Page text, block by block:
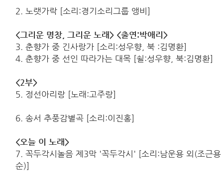
2. 노랫가락 [소리:경기소리그룹 앵비]
<그리운 명창, 그리운 노래> <출연:박애리>
3. 춘향가 중 긴사랑가 [소리:성우향, 북 :김명환]
4. 춘향가 중 선인 따라가는 대목 [쇨:성우향, 북:김명환]
<2부>
5. 정선아리랑 [노래:고주랑]
6. 송서 추풍감별곡 [소리:이진홍]
<오늘 이 노래>
7. 꼭두각시놀음 제3막 '꼭두각시' [소리:남운용 외(조근
순)]